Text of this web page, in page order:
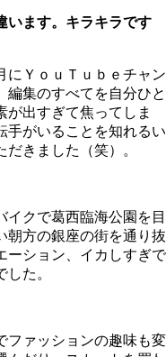
ます。キラキラです
ＹｏｕＴｕｂｅチャン
編集のすべてを自分ひと
が出すぎて焦ってしま
手がいることを知れるい
きました（笑）。
クで葛西臨海公園を目
朝方の銀座の街を通り抜
ーション、イカしすぎで
た。
ァッションの趣味も変